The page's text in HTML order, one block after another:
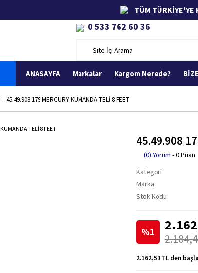
TÜM TÜRKİYE'YE
0 533 762 60 36
ANASAYFA Markalar Kargom Nerede?
45.49.908 179 MERCURY KUMANDA TELİ 8 FEET
45.49.908
(0) Yorum - 0 Puan
Kategori
Marka
Stok Kodu
%1
2.162,59 TL den